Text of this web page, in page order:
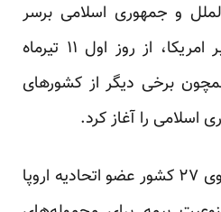
و جمهوری اسلامی برسر
برنامه هسته ای، علاوه بر امریکا، از روز اول ۱۱ تیرماه
همچون برخی دیگر از کشورهای
اسلامی را آغاز کرد.
علاوه بر تحریم نفت از سوی ۲۷ کشور عضو اتحادیه اروپا